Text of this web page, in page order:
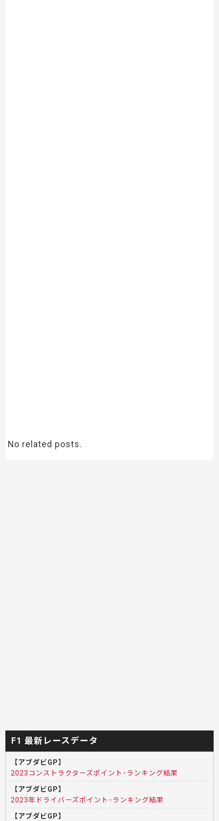
No related posts.
F1 最新レースデータ
【アブダビGP】
2023コンストラクターズポイント･ランキング結果
【アブダビGP】
2023年ドライバーズポイント･ランキング結果
【アブダビGP】